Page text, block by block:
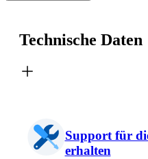
Technische Daten
Support für
erhalten